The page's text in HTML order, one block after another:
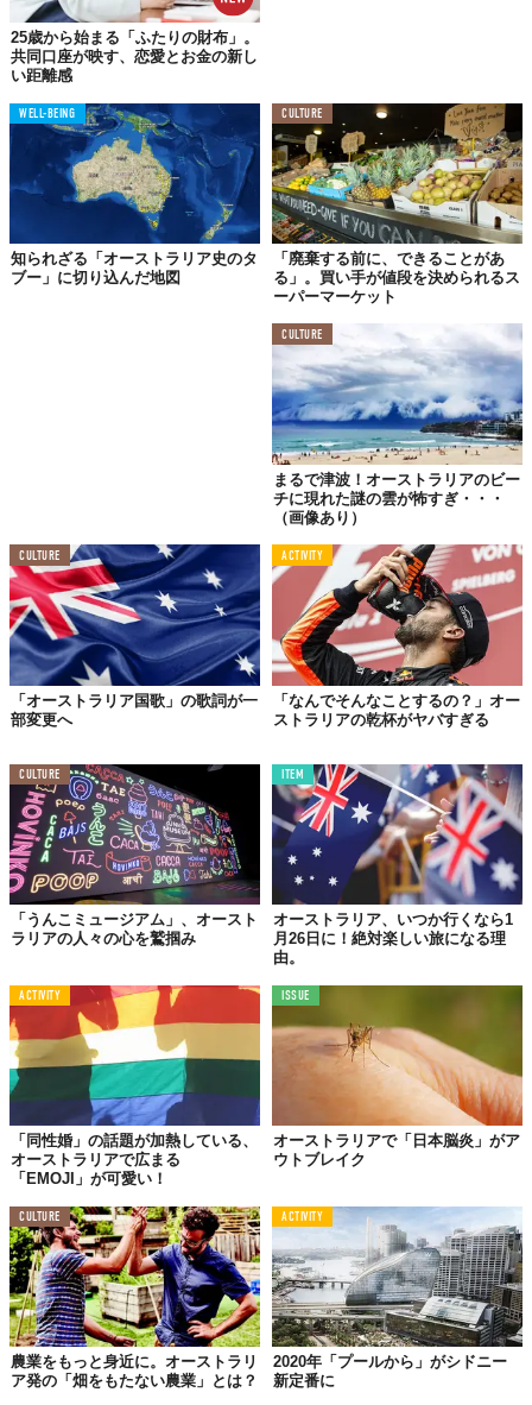
25歳から始まる「ふたりの財布」。
共同口座が映す、恋愛とお金の新し
い距離感
WELL-BEING
知られざる「オーストラリア史のタ
ブー」に切り込んだ地図
CULTURE
「廃棄する前に、できることがあ
る」。買い手が値段を決められるス
ーパーマーケット
CULTURE
まるで津波！オーストラリアのビー
チに現れた謎の雲が怖すぎ・・・
（画像あり）
CULTURE
「オーストラリア国歌」の歌詞が一
部変更へ
ACTIVITY
「なんでそんなことするの？」オー
ストラリアの乾杯がヤバすぎる
CULTURE
「うんこミュージアム」、オースト
ラリアの人々の心を鷲掴み
ITEM
オーストラリア、いつか行くなら1
月26日に！絶対楽しい旅になる理
由。
ACTIVITY
「同性婚」の話題が加熱している、
オーストラリアで広まる
「EMOJI」が可愛い！
ISSUE
オーストラリアで「日本脳炎」がア
ウトブレイク
CULTURE
農業をもっと身近に。オーストラリ
ア発の「畑をもたない農業」とは？
ACTIVITY
2020年「プールから」がシドニー
新定番に